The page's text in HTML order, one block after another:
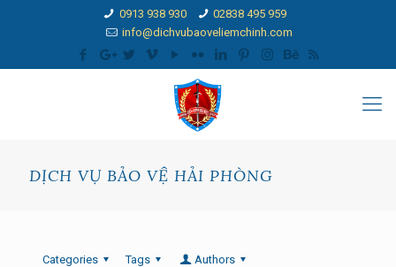
0913 938 930
02838 495 959
info@dichvubaoveliemchinh.com
DỊCH VỤ BẢO VỆ HẢI PHÒNG
Categories Tags Authors